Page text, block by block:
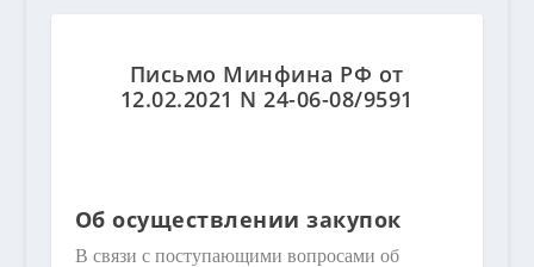
Письмо Минфина РФ от
12.02.2021 N 24-06-08/9591
Об осуществлении закупок
В связи с поступающими вопросами об